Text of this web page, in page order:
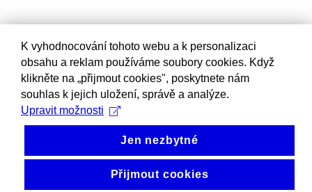
K vyhodnocování tohoto webu a k personalizaci
obsahu a reklam používáme soubory cookies. Když
klikněte na „přijmout cookies", poskytnete nám
souhlas k jejich uložení, správě a analýze.
Upravit možnosti
Jen nezbytné
Přijmout cookies